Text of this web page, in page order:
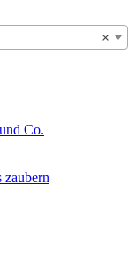
×
Co.
zaubern